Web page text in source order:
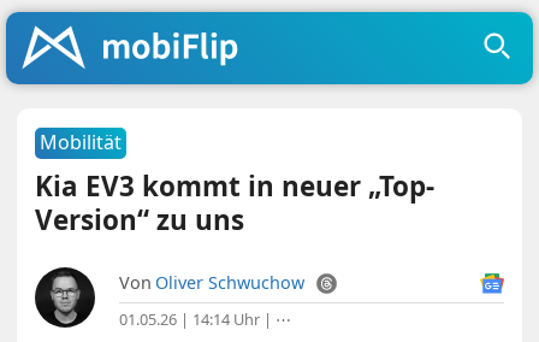
Mobilität
Kia EV3 kommt in neuer „Top-
Version“ zu uns
Von Oliver Schwuchow
01.05.26 | 14:14 Uhr | ⋯